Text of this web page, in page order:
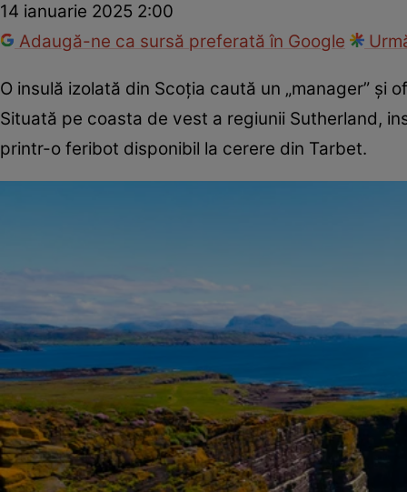
14 ianuarie 2025 2:00
Adaugă-ne ca sursă preferată în Google
O insulă izolată din Scoția caută un „manager” și
Situată pe coasta de vest a regiunii Sutherland,
printr-o feribot disponibil la cerere din Tarbet.